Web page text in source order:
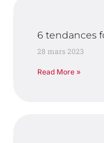
6 tendances
28 mars 2023
Read More »